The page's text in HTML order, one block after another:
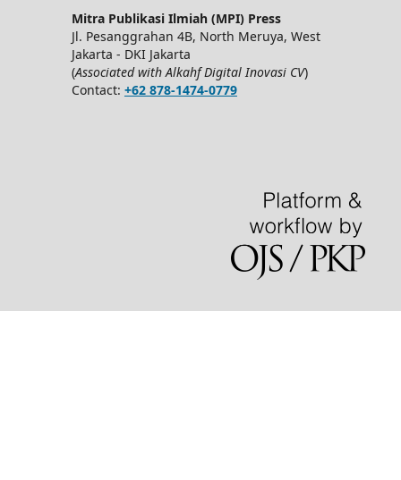
Mitra Publikasi Ilmiah (MPI) Press
Jl. Pesanggrahan 4B, North Meruya, West
Jakarta - DKI Jakarta
(Associated with Alkahf Digital Inovasi CV)
Contact: +62 878-1474-0779